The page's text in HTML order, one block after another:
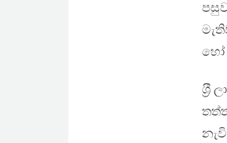
හෝ
ශ‍්‍රී